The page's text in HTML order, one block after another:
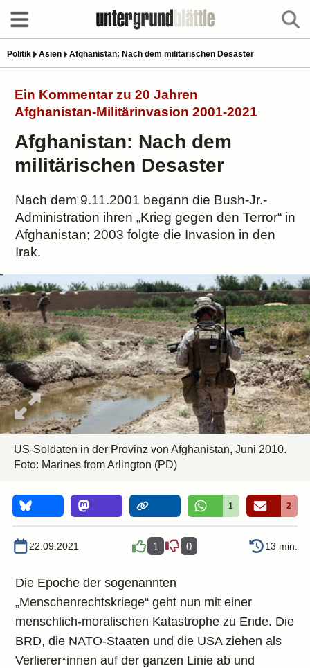
Politik Asien Afghanistan: Nach dem militärischen Desaster
Ein Kommentar zu 20 Jahren
Afghanistan-Militärinvasion 2001-2021
Afghanistan: Nach dem
militärischen Desaster
Nach dem 9.11.2001 begann die Bush-Jr.-
Administration ihren „Krieg gegen den Terror“ in
Afghanistan; 2003 folgte die Invasion in den
Irak.
US-Soldaten in der Provinz von Afghanistan, Juni 2010.
Foto: Marines from Arlington (PD)
1 2
22.09.2021 1 0 13 min.
Die Epoche der sogenannten
„Menschenrechtskriege“ geht nun mit einer
menschlich-moralischen Katastrophe zu Ende. Die
BRD, die NATO-Staaten und die USA ziehen als
Verlierer*innen auf der ganzen Linie ab und